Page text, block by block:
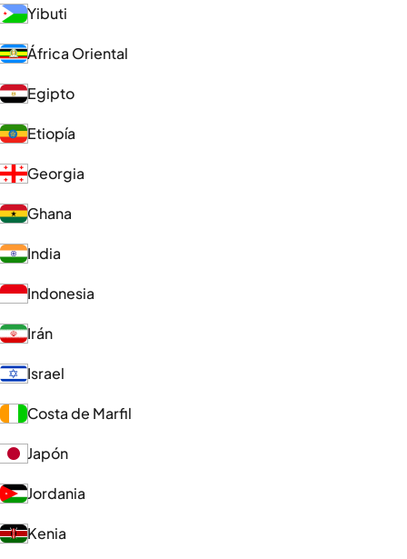
Yibuti
África Oriental
Egipto
Etiopía
Georgia
Ghana
India
Indonesia
Irán
Israel
Costa de Marfil
Japón
Jordania
Kenia